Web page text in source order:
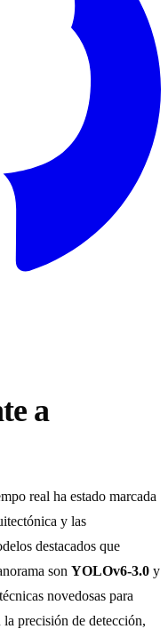
a
real ha estado marcada
y las
destacados que
son YOLOv6-3.0 y
novedosas para
precisión de detección,